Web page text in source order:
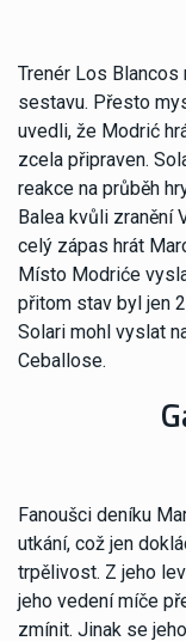
Trenér Los
sestavu. Přesto
uvedli, že Modrić
zcela připraven.
reakce na průběh
Balea kvůli zranění
celý zápas hrát
Místo Modriće
přitom stav byl jen
Solari mohl vyslat
Ceballose.
Fanoušci deníku
utkání, což jen
trpělivost. Z jeho
jeho vedení míče
zmínit. Jinak se